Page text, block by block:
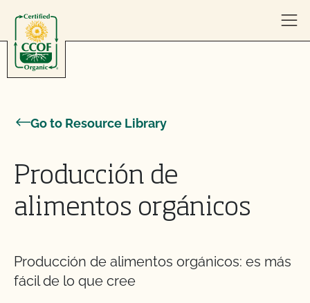
Go to Resource Library
Producción de
alimentos orgánicos
Producción de alimentos orgánicos: es más
fácil de lo que cree